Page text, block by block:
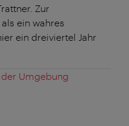
Zur
ein wahres
ein dreiviertel Jahr
Umgebung